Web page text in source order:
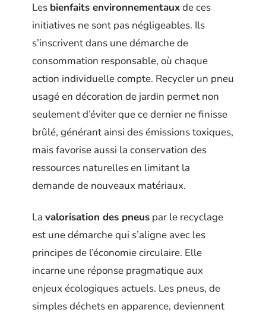
Les bienfaits environnementauxde ces
initiatives ne sont pas négligeables. Ils
s’inscrivent dans une démarche de
consommation responsable, où chaque
action individuelle compte. Recycler un pneu
usagé en décoration de jardin permet non
seulement d’éviter que ce dernier ne finisse
brûlé, générant ainsi des émissions toxiques,
mais favorise aussi la conservation des
ressources naturelles en limitant la
demande de nouveaux matériaux.
La valorisation des pneus par le recyclage
est une démarche qui s’aligne avec les
principes de l’économie circulaire. Elle
incarne une réponse pragmatique aux
enjeux écologiques actuels. Les pneus, de
simples déchets en apparence, deviennent